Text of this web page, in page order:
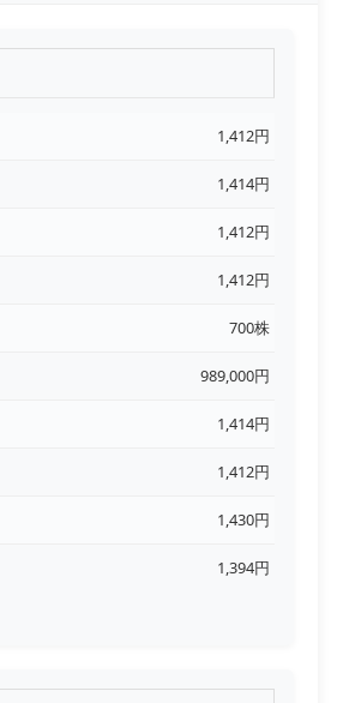
1,412円
1,414円
1,412円
1,412円
700株
989,000円
1,414円
1,412円
1,430円
1,394円